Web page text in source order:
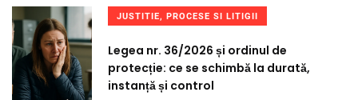
JUSTITIE, PROCESE SI LITIGII
Legea nr. 36/2026 și ordinul de
protecție: ce se schimbă la durată,
instanță și control